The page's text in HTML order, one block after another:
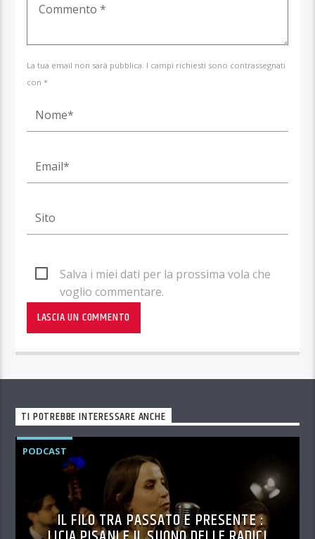
La tua email non sarà pubblica. I campi richiesti sono contrassegnati
con *
Salva i miei dati per la prossima vola che
voglio commentare.
TI POTREBBE INTERESSARE ANCHE
PODCAST
IL FILO TRA PASSATO E PRESENTE :